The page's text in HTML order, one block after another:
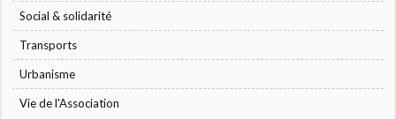
Social & solidarité
Transports
Urbanisme
Vie de l'Association